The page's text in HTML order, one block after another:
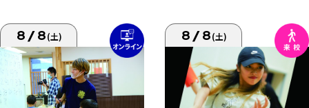
8/8(土) 8/8(土)